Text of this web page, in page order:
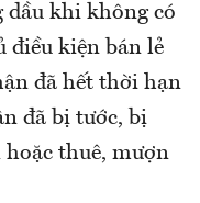
khi không có
điều kiện bán lẻ
đã hết thời hạn
đã bị tước, bị
thuê, mượn